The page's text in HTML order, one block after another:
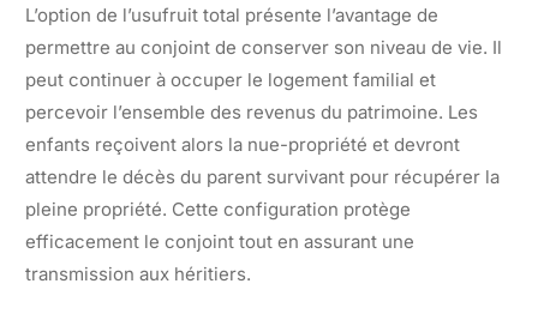
L’option de l’usufruit total présente l’avantage de
permettre au conjoint de conserver son niveau de vie. Il
peut continuer à occuper le logement familial et
percevoir l’ensemble des revenus du patrimoine. Les
enfants reçoivent alors la nue-propriété et devront
attendre le décès du parent survivant pour récupérer la
pleine propriété. Cette configuration protège
efficacement le conjoint tout en assurant une
transmission aux héritiers.